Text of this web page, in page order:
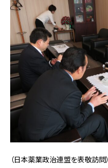
（日本薬業政治連盟を表敬訪問）